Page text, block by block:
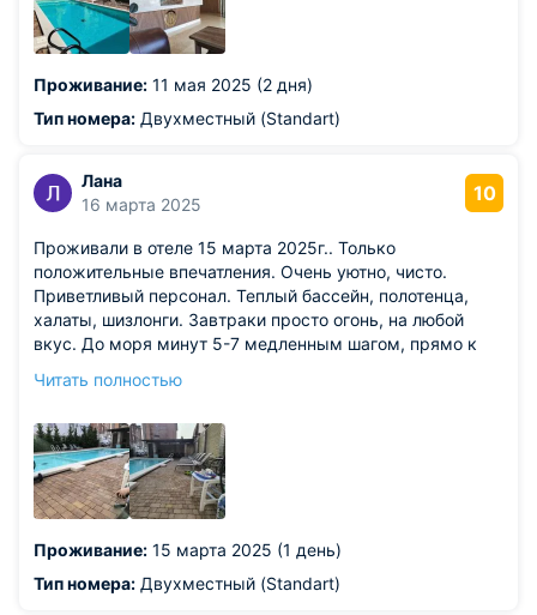
Проживание: 11 мая 2025 (2 дня)
Тип номера: Двухместный (Standart)
Лана
16 марта 2025
10
Проживали в отеле 15 марта 2025г.. Только
положительные впечатления. Очень уютно, чисто.
Приветливый персонал. Теплый бассейн, полотенца,
халаты, шизлонги. Завтраки просто огонь, на любой
вкус. До моря минут 5-7 медленным шагом, прямо к
немаловажно. Лифт в отеле произвёл впечатление.
Читать полностью
Проживание: 15 марта 2025 (1 день)
Тип номера: Двухместный (Standart)